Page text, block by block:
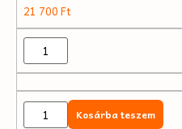
21 700Ft
Kosárba teszem